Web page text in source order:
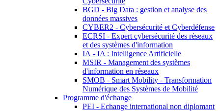
BGD - Big Data : gestion et analyse des
données massives
CYBER2 - Cybersécurité et Cyberdéfense
ECRSI - Expert cybersécurité des réseaux
et des systèmes d'information
IA - IA : Intelligence Artificielle
MSIR - Management des systèmes
d'information en réseaux
SMOB - Smart Mobility - Transformation
Numérique des Systèmes de Mobilité
Programme d'échange
PEI - Echange international non diplomant